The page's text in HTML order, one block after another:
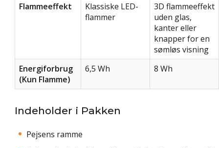
Flammeeffekt
Klassiske LED-
flammer
3D flammeeffekt
uden glas,
kanter eller
knapper for en
sømløs visning
Energiforbrug
(Kun Flamme)
6,5 Wh 8 Wh
Indeholder i Pakken
Pejsens ramme